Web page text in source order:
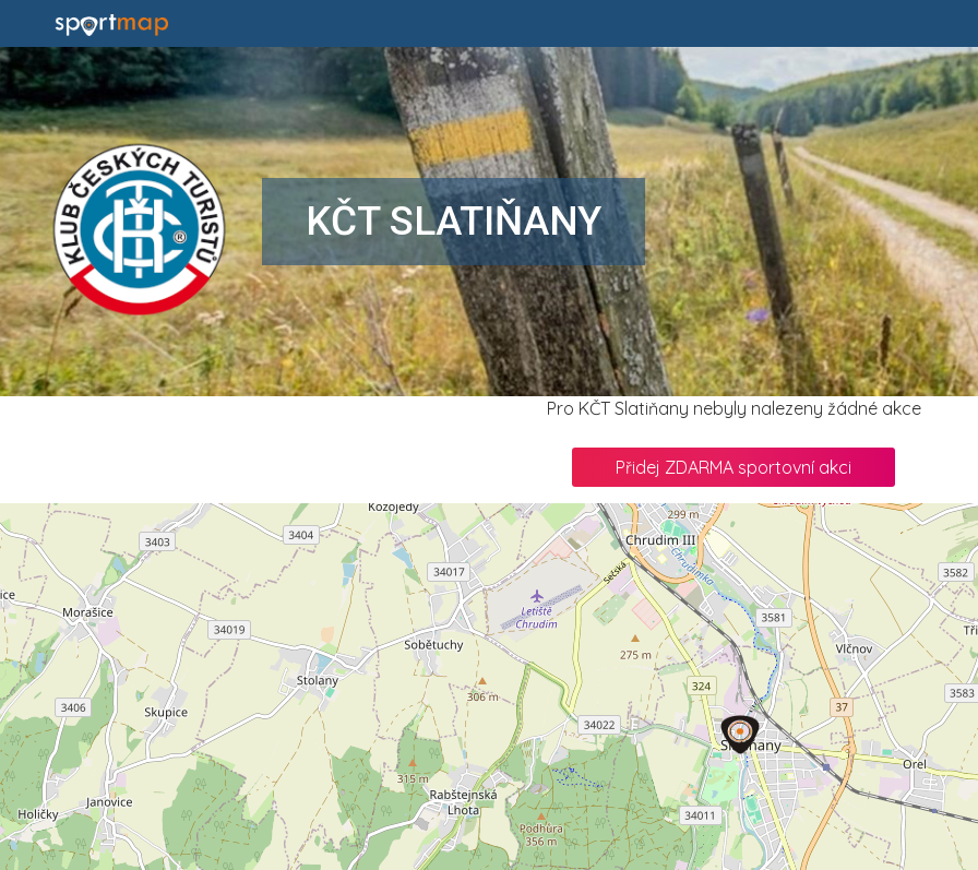
KČT SLATIŇANY
Pro KČT Slatiňany nebyly nalezeny žádné akce
Přidej ZDARMA sportovní akci